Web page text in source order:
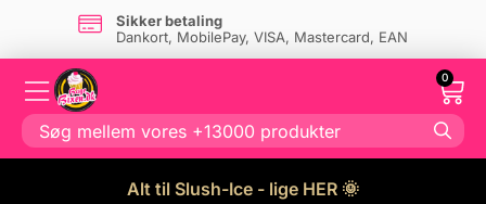
Sikker betaling
Dankort, MobilePay, VISA, Mastercard, EAN
0
Alt til Slush-Ice - lige HER 🌞